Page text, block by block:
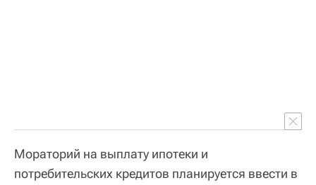
Мораторий на выплату ипотеки и
потребительских кредитов планируется ввести в